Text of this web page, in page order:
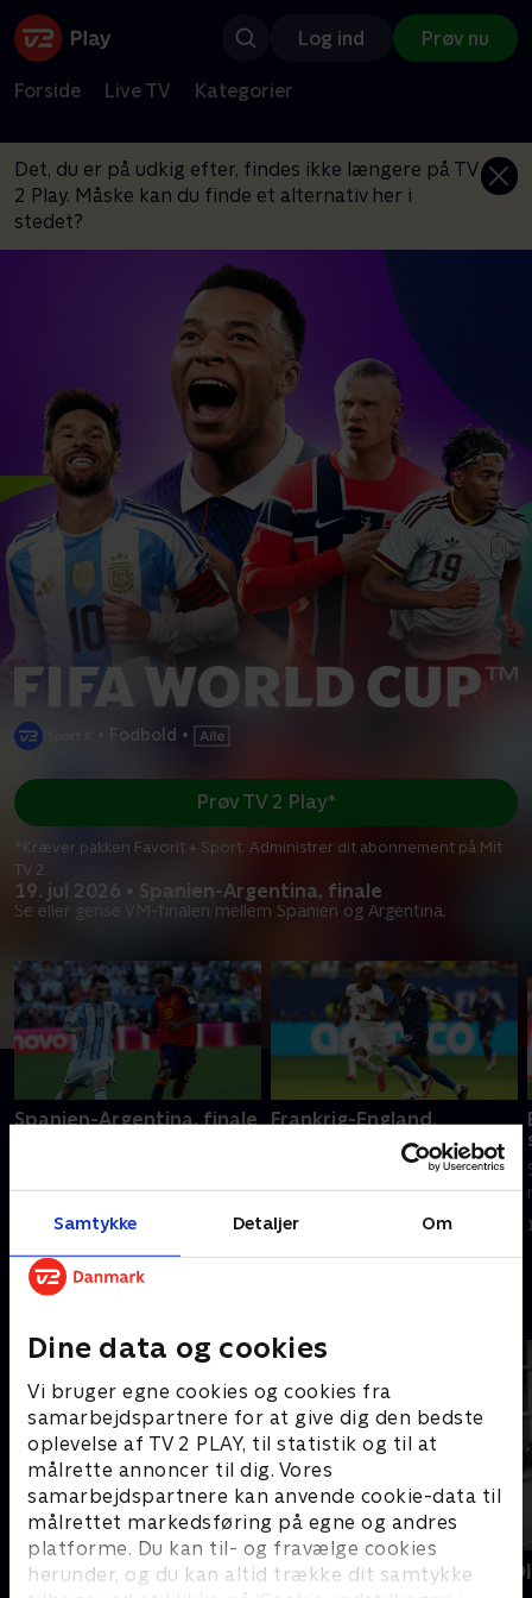
Samtykke Detaljer Om
Dine data og cookies
Vi bruger egne cookies og cookies fra
samarbejdspartnere for at give dig den bedste
oplevelse af TV 2 PLAY, til statistik og til at
målrette annoncer til dig. Vores
samarbejdspartnere kan anvende cookie-data til
målrettet markedsføring på egne og andres
platforme. Du kan til- og fravælge cookies
herunder, og du kan altid trække dit samtykke
Log ind Prøv nu
Forside Live TV Kategorier
Det, du er på udkig efter, findes ikke længere på TV
2 Play. Måske kan du finde et alternativ her i
stedet?
Fodbold •
19. jul 2026 • Spanien-Argentina, finale
Se eller gense VM-finalen mellem Spanien og Argentina.
Prøv TV 2 Play*
*Kræver pakken Favorit + Sport. Administrer dit abonnement på Mit
TV 2.
Spanien-Argentina, finale Frankrig-England,
bronzekampen mellem Frankrig
og England.
Tirsdagstrænerne
Kristoffer